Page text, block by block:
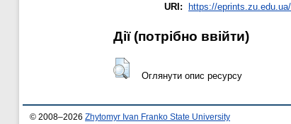
URI: https://
Дії ​​(потрібно ввійти)
Оглянути опис ресурсу
© 2008–2026 Zhytomyr Ivan Franko State University